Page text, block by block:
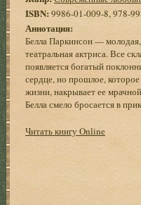
ISBN: 9986-01-009-8, 978-
Аннотация:
Белла Паркинсон —
театральная актриса. Все
появляется богатый
сердце, но прошлое,
жизни, накрывает ее
Белла смело бросается в
Читать книгу Online